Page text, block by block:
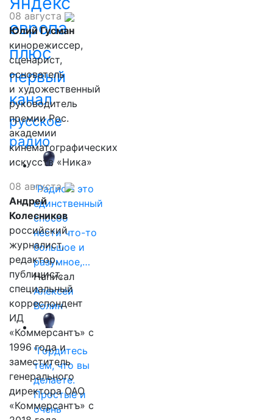
европа
плюс
первый
канал
русское
радио
"Радио - это
единственный
способ
нести что-то
большое и
разумное,…
Написал
Алексей
Волин
"Гордитесь
тем, что вы
делаете.
Простые и
очень
08 августа
Юлий Гусман
кинорежиссер,
сценарист,
основатель
и художественный
руководитель
премии Рос.
академии
кинематографических
искусств «Ника»
08 августа
Андрей
Колесников
российский
журналист,
редактор,
публицист,
специальный
корреспондент
ИД
«Коммерсантъ» с
1996 года и
заместитель
генерального
директора ОАО
«Коммерсантъ» с